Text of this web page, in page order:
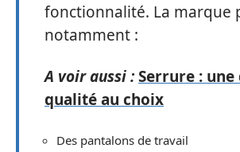
fonctionnalité. La marque
notamment :
A voir aussi :Serrure : une
qualité au choix
Des pantalons de travail